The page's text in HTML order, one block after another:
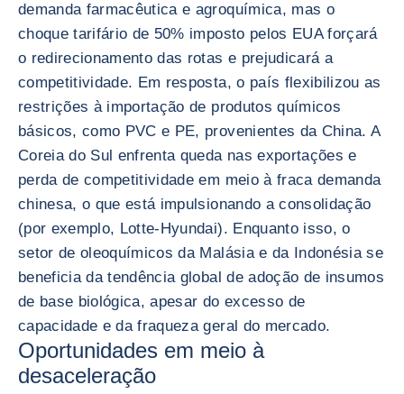
demanda farmacêutica e agroquímica, mas o
choque tarifário de 50% imposto pelos EUA forçará
o redirecionamento das rotas e prejudicará a
competitividade. Em resposta, o país flexibilizou as
restrições à importação de produtos químicos
básicos, como PVC e PE, provenientes da China. A
Coreia do Sul enfrenta queda nas exportações e
perda de competitividade em meio à fraca demanda
chinesa, o que está impulsionando a consolidação
(por exemplo, Lotte-Hyundai). Enquanto isso, o
setor de oleoquímicos da Malásia e da Indonésia se
beneficia da tendência global de adoção de insumos
de base biológica, apesar do excesso de
capacidade e da fraqueza geral do mercado.
Oportunidades em meio à
desaceleração